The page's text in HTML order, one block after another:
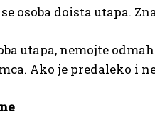
osoba doista utapa.
utapa, nemojte
Ako je predaleko i